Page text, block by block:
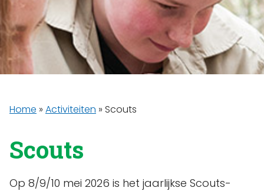
Home » Activiteiten » Scouts
Scouts
Op 8/9/10 mei 2026 is het jaarlijkse Scouts-